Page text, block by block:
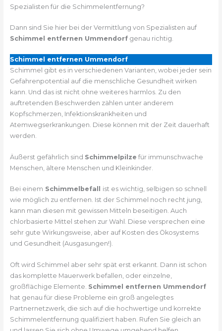
Spezialisten für die Schimmelentfernung?
Dann sind Sie hier bei der Vermittlung von Spezialisten auf
Schimmel entfernen Ummendorfgenau richtig.
Schimmel entfernen Ummendorf
Schimmel gibt es in verschiedenen Varianten, wobei jeder sein
Gefahrenpotential auf die menschliche Gesundheit wirken
kann. Und das ist nicht ohne weiteres harmlos. Zu den
auftretenden Beschwerden zählen unter anderem
Kopfschmerzen, Infektionskrankheiten und
Atemwegserkrankungen. Diese können mit der Zeit dauerhaft
werden.
Äußerst gefährlich sind Schimmelpilze für immunschwache
Menschen, ältere Menschen und Kleinkinder.
Bei einem Schimmelbefall ist es wichtig, selbigen so schnell
wie möglich zu entfernen. Ist der Schimmel noch recht jung,
kann man diesen mit gewissen Mitteln beseitigen. Auch
chlorbasierte Mittel stehen zur Wahl. Diese versprechen eine
sehr gute Wirkungsweise, aber auf Kosten des Ökosystems
und Gesundheit (Ausgasungen!).
Oft wird Schimmel aber sehr spät erst erkannt. Dann ist schon
das komplette Mauerwerk befallen, oder einzelne,
großflächige Elemente. Schimmel entfernen Ummendorf
hat genau für diese Probleme ein groß angelegtes
Partnernetzwerk, die sich auf die hochwertige und korrekte
Schimmelentfernung qualifiziert haben. Rufen Sie gleich an